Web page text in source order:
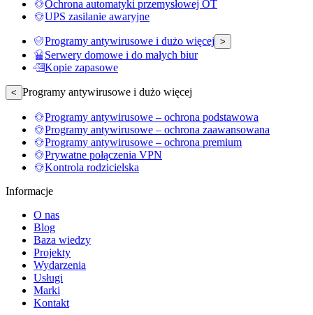
Ochrona automatyki przemysłowej OT
UPS zasilanie awaryjne
Programy antywirusowe i dużo więcej >
Serwery domowe i do małych biur
Kopie zapasowe
< Programy antywirusowe i dużo więcej
Programy antywirusowe – ochrona podstawowa
Programy antywirusowe – ochrona zaawansowana
Programy antywirusowe – ochrona premium
Prywatne połączenia VPN
Kontrola rodzicielska
Informacje
O nas
Blog
Baza wiedzy
Projekty
Wydarzenia
Usługi
Marki
Kontakt